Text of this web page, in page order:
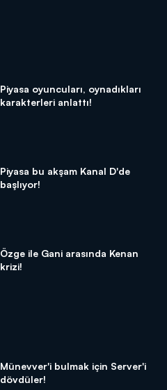
Piyasa oyuncuları, oynadıkları
karakterleri anlattı!
Piyasa bu akşam Kanal D'de
başlıyor!
Özge ile Gani arasında Kenan
krizi!
Münevver'i bulmak için Server'i
dövdüler!